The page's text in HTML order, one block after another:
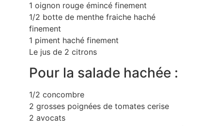
1 oignon rouge émincé finement
1/2 botte de menthe fraiche haché
finement
1 piment haché finement
Le jus de 2 citrons
Pour la salade hachée :
1/2 concombre
2 grosses poignées de tomates cerise
2 avocats